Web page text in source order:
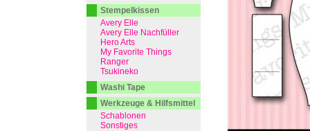
Stempelkissen
Avery Elle
Avery Elle Nachfüller
Hero Arts
My Favorite Things
Ranger
Tsukineko
Washi Tape
Werkzeuge & Hilfsmittel
Schablonen
Sonstiges